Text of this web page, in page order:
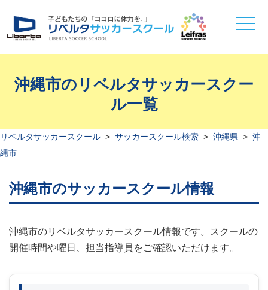
toggle
沖縄市のリベルタサッカースクー
ル一覧
リベルタサッカースクール > サッカースクール検索 > 沖縄県 > 沖
縄市
沖縄市のサッカースクール情報
沖縄市のリベルタサッカースクール情報です。スクールの
開催時間や曜日、担当指導員をご確認いただけます。